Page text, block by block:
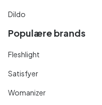
Dildo
Populære brands
Fleshlight
Satisfyer
Womanizer